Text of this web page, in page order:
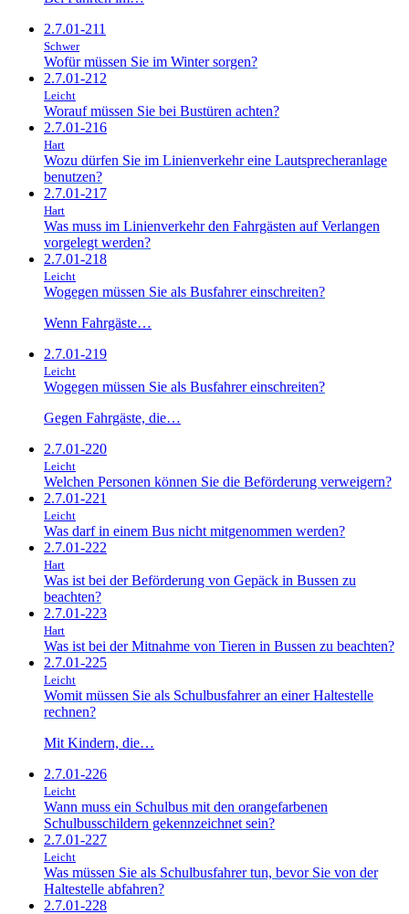
2.7.01-211
Schwer
Wofür müssen Sie im Winter sorgen?
2.7.01-212
Leicht
Worauf müssen Sie bei Bustüren achten?
2.7.01-216
Hart
Wozu dürfen Sie im Linienverkehr eine Lautsprecheranlage
benutzen?
2.7.01-217
Hart
Was muss im Linienverkehr den Fahrgästen auf Verlangen
vorgelegt werden?
2.7.01-218
Leicht
Wogegen müssen Sie als Busfahrer einschreiten?
Wenn Fahrgäste…
2.7.01-219
Leicht
Wogegen müssen Sie als Busfahrer einschreiten?
Gegen Fahrgäste, die…
2.7.01-220
Leicht
Welchen Personen können Sie die Beförderung verweigern?
2.7.01-221
Leicht
Was darf in einem Bus nicht mitgenommen werden?
2.7.01-222
Hart
Was ist bei der Beförderung von Gepäck in Bussen zu
beachten?
2.7.01-223
Hart
Was ist bei der Mitnahme von Tieren in Bussen zu beachten?
2.7.01-225
Leicht
Womit müssen Sie als Schulbusfahrer an einer Haltestelle
rechnen?
Mit Kindern, die…
2.7.01-226
Leicht
Wann muss ein Schulbus mit den orangefarbenen
Schulbusschildern gekennzeichnet sein?
2.7.01-227
Leicht
Was müssen Sie als Schulbusfahrer tun, bevor Sie von der
Haltestelle abfahren?
2.7.01-228